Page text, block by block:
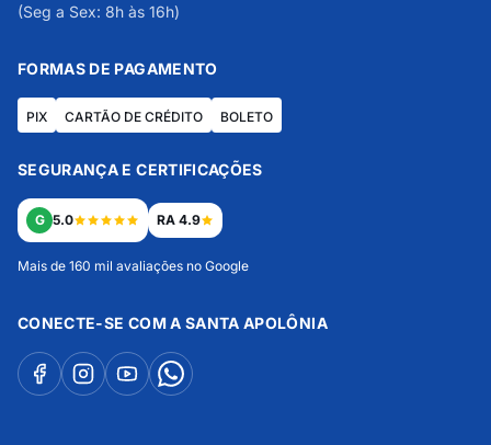
(Seg a Sex: 8h às 16h)
FORMAS DE PAGAMENTO
PIX CARTÃO DE CRÉDITO BOLETO
SEGURANÇA E CERTIFICAÇÕES
G 5.0 RA 4.9
Mais de 160 mil avaliações no Google
CONECTE-SE COM A SANTA APOLÔNIA